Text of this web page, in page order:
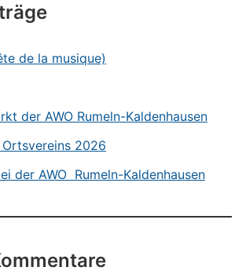
de la musique)
der AWO Rumeln-Kaldenhausen
2026
der AWO Rumeln-Kaldenhausen